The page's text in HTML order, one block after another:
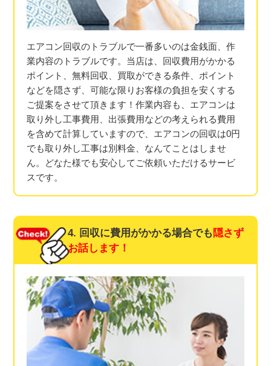
エアコン回収のトラブルで一番多いのは金銭面、作
業内容のトラブルです。当店は、回収費用がかかる
ポイント、無料回収、買取ができる条件、ポイント
などを隠さず、可能な限りお客様の負担を安くする
ご提案をさせて頂きます！作業内容も、エアコンは
取り外し工事費用、出張費用などの考えられる費用
を含めて計算していますので、エアコンの回収は0円
でも取り外し工事は別料金、なんてことはしませ
ん。どなた様でも安心してご依頼いただけるサービ
スです。
4. 回収に費用がかかる場合でも 隠さず
お話します！